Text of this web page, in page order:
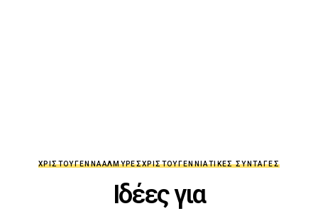
ΧΡΙΣΤΟΎΓΕΝΝΑΑΛΜΥΡΈΣΧΡΙΣΤΟΥΓΕΝΝΙΆΤΙΚΕΣ ΣΥΝΤΑΓΈΣ
Ιδέες για